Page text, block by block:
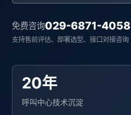
免费咨询029-6871-4058
支持售前评估、部署选型、接口对接咨询
20年
呼叫中心技术沉淀